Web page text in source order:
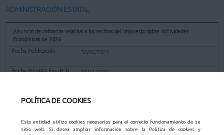
POLÍTICA DE COOKIES
Esta entidad utiliza cookies necesarias para el correcto funcionamiento de su
sitio web. Si desea ampliar información sobre la Política de cookies y
ADMINISTRACIÓN ESTATAL
Anuncio de cobranza relativo a los recibos del Impuesto sobre Actividades
Económicas de 2026
30/06/2026
20/11/2026